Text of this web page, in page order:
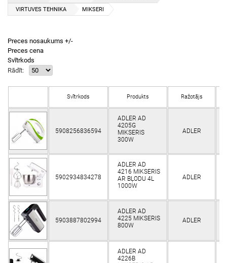
VIRTUVES TEHNIKA
MIKSERI
Preces nosaukums +/-
Preces cena
Svītrkods
Rādīt:
Svītrkods Produkts Ražotājs
5908256836594
ADLER AD
4205G
MIKSERIS
300W
ADLER
5902934834278
ADLER AD
4216 MIKSERIS
AR BĻODU 4L
1000W
ADLER
5903887802994
ADLER AD
4225 MIKSERIS
800W
ADLER
ADLER AD
4226B